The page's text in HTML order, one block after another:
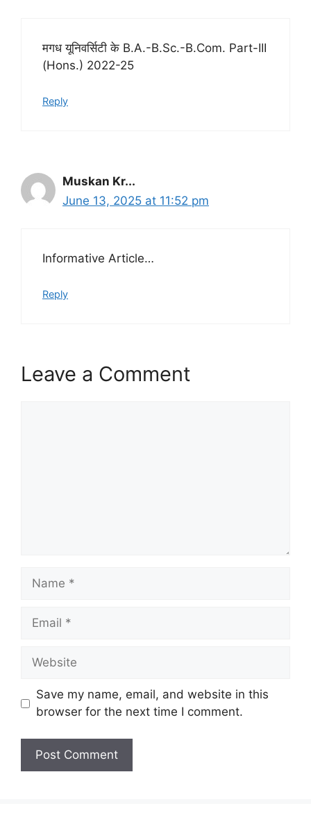
मगध यूनिवर्सिटी के B.A.-B.Sc.-B.Com. Part-III
(Hons.) 2022-25
Reply
Muskan Kr...
June 13, 2025 at 11:52 pm
Informative Article…
Reply
Leave a Comment
Name
Email
Website
Save my name, email, and website in this
browser for the next time I comment.